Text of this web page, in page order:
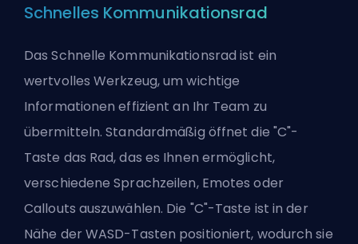
Schnelles Kommunikationsrad
Das Schnelle Kommunikationsrad ist ein
wertvolles Werkzeug, um wichtige
Informationen effizient an Ihr Team zu
übermitteln. Standardmäßig öffnet die "C"-
Taste das Rad, das es Ihnen ermöglicht,
verschiedene Sprachzeilen, Emotes oder
Callouts auszuwählen. Die "C"-Taste ist in der
Nähe der WASD-Tasten positioniert, wodurch sie